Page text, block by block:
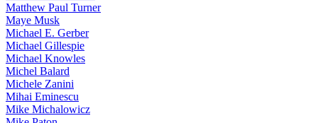
Matthew Paul Turner
Maye Musk
Michael E. Gerber
Michael Gillespie
Michael Knowles
Michel Balard
Michele Zanini
Mihai Eminescu
Mike Michalowicz